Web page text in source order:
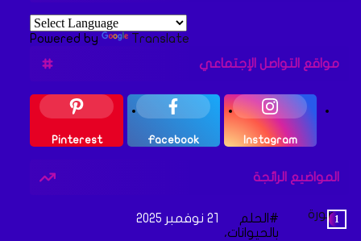
Powered by
Translate
مواقع التواصل الإجتماعي
Instagram
Facebook
Pinterest
المواضيع الرائجة
الحلم
بالحيوانات،
21 نوفمبر 2025